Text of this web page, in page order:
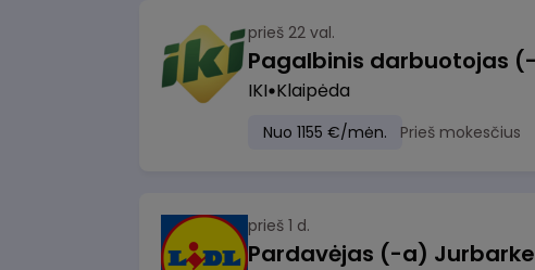
prieš 22 val.
IKI Klaipėda
Nuo 1155 €/mėn. Prieš mokesčius
prieš 1 d.
Pardavėjas (-a) Jurbarke